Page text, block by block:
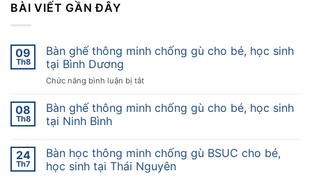
BÀI VIẾT GẦN ĐÂY
09
Th8
Bàn ghế thông minh chống gù cho bé, học sinh
tại Bình Dương
Chức năng bình luận bị tắtở
ghế
thông
gù
cho
bé,
08
Th8
Bàn ghế thông minh chống gù cho bé, học sinh
tại Ninh Bình
24
Th7
Bàn học thông minh chống gù BSUC cho bé,
học sinh tại Thái Nguyên